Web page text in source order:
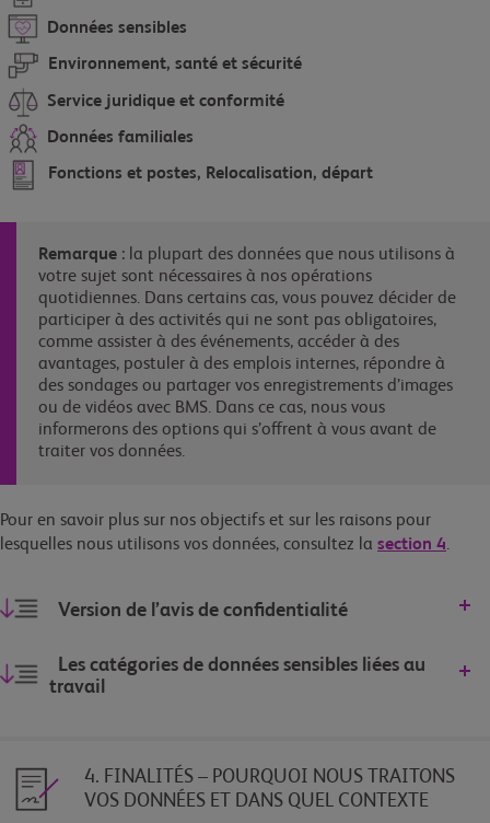
Données sensibles
Environnement, santé et sécurité
Service juridique et conformité
Données familiales
Fonctions et postes, Relocalisation, départ
Remarque : la plupart des données que nous utilisons à
votre sujet sont nécessaires à nos opérations
quotidiennes. Dans certains cas, vous pouvez décider de
participer à des activités qui ne sont pas obligatoires,
comme assister à des événements, accéder à des
avantages, postuler à des emplois internes, répondre à
des sondages ou partager vos enregistrements d’images
ou de vidéos avec BMS. Dans ce cas, nous vous
informerons des options qui s’offrent à vous avant de
traiter vos données.
Pour en savoir plus sur nos objectifs et sur les raisons pour
lesquelles nous utilisons vos données, consultez la section 4.
Version de l’avis de confidentialité
Les catégories de données sensibles liées au
travail
4. FINALITÉS – POURQUOI NOUS TRAITONS
VOS DONNÉES ET DANS QUEL CONTEXTE